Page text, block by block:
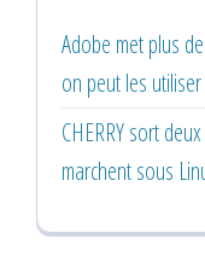
Adobe met plus
on peut les
CHERRY sort
marchent sous